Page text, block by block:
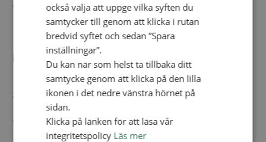
17 oktober-18 oktober
Församlingshelg på
Gullbrannagården
22 oktober
SAM-styrelsen
också välja att uppge vilka syften du
samtycker till genom att klicka i rutan
bredvid syftet och sedan ”Spara
inställningar”.
Du kan när som helst ta tillbaka ditt
samtycke genom att klicka på den lilla
ikonen i det nedre vänstra hörnet på
sidan.
Klicka på länken för att läsa vår
integritetspolicy Läs mer